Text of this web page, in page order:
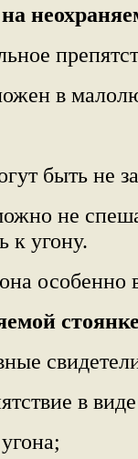
в
быть не
не
к угону.
особенно
в